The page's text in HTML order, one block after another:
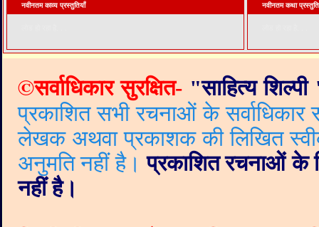
नवीनतम काव्य प्रस्तुतियाँ नवीनतम कथा
©सर्वाधिकार सुरक्षित- "साहित्य शिल्पी
प्रकाशित सभी रचनाओं के
लेखक अथवा प्रकाशक की लिखित
अनुमति नहीं है। प्रकाशित रचनाओं के
नहीं है।